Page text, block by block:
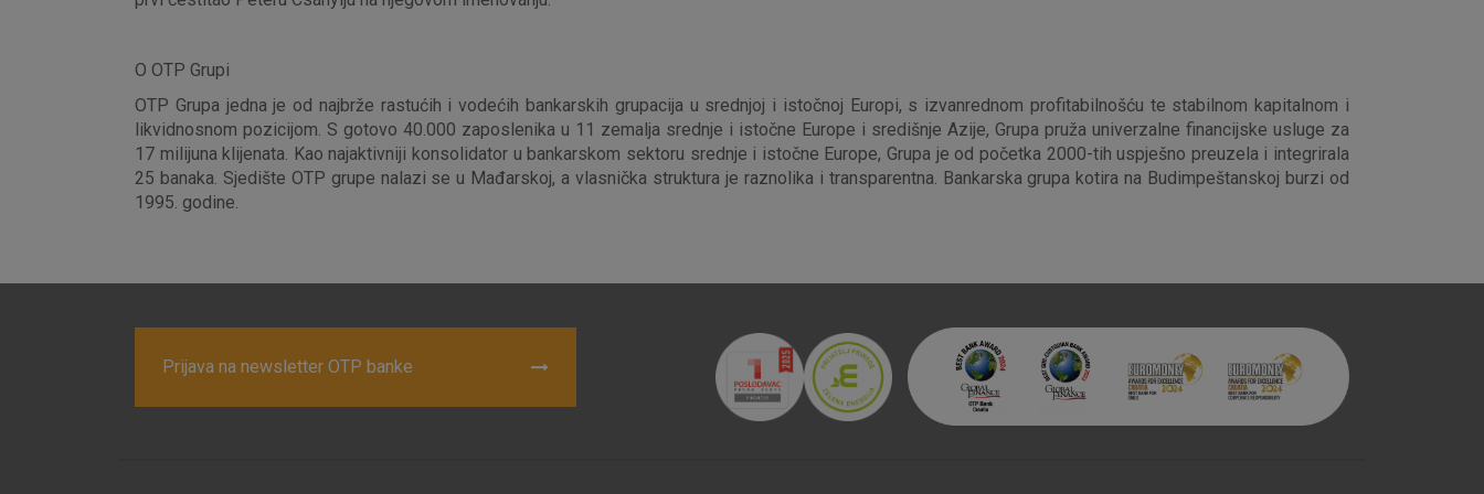
O OTP Grupi
OTP Grupa jedna je od najbrže rastućih i vodećih bankarskih grupacija u srednjoj i istočnoj Europi, s izvanrednom profitabilnošću te stabilnom kapitalnom i
likvidnosnom pozicijom. S gotovo 40.000 zaposlenika u 11 zemalja srednje i istočne Europe i središnje Azije, Grupa pruža univerzalne financijske usluge za
17 milijuna klijenata. Kao najaktivniji konsolidator u bankarskom sektoru srednje i istočne Europe, Grupa je od početka 2000-tih uspješno preuzela i integrirala
25 banaka. Sjedište OTP grupe nalazi se u Mađarskoj, a vlasnička struktura je raznolika i transparentna. Bankarska grupa kotira na Budimpeštanskoj burzi od
1995. godine.
Prijava na newsletter OTP banke
Prihvaćam upotrebu navedenih kolačića